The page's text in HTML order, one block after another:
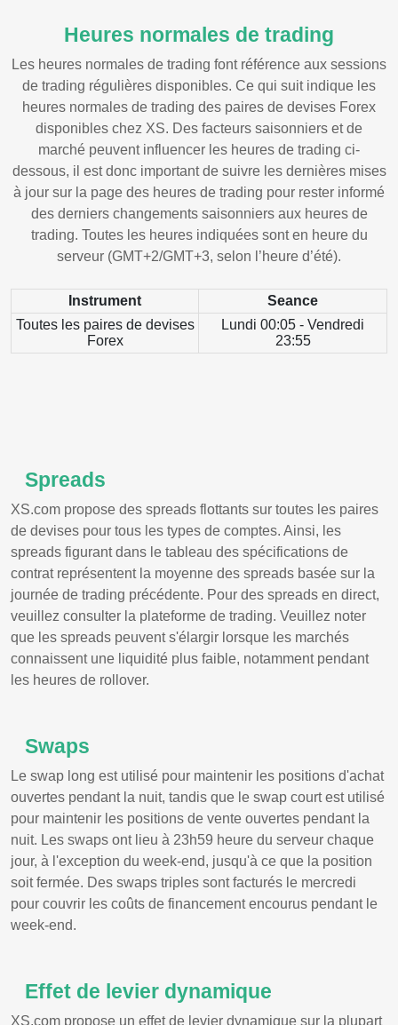
Heures normales de trading
Les heures normales de trading font référence aux sessions
de trading régulières disponibles. Ce qui suit indique les
heures normales de trading des paires de devises Forex
disponibles chez XS. Des facteurs saisonniers et de
marché peuvent influencer les heures de trading ci-
dessous, il est donc important de suivre les dernières mises
à jour sur la page des heures de trading pour rester informé
des derniers changements saisonniers aux heures de
trading. Toutes les heures indiquées sont en heure du
serveur (GMT+2/GMT+3, selon l’heure d’été).
Instrument
Seance
Toutes les paires de devises
Forex
Lundi 00:05 - Vendredi
23:55
Spreads
XS.com propose des spreads flottants sur toutes les paires
de devises pour tous les types de comptes. Ainsi, les
spreads figurant dans le tableau des spécifications de
contrat représentent la moyenne des spreads basée sur la
journée de trading précédente. Pour des spreads en direct,
veuillez consulter la plateforme de trading. Veuillez noter
que les spreads peuvent s'élargir lorsque les marchés
connaissent une liquidité plus faible, notamment pendant
les heures de rollover.
Swaps
Le swap long est utilisé pour maintenir les positions d'achat
ouvertes pendant la nuit, tandis que le swap court est utilisé
pour maintenir les positions de vente ouvertes pendant la
nuit. Les swaps ont lieu à 23h59 heure du serveur chaque
jour, à l'exception du week-end, jusqu'à ce que la position
soit fermée. Des swaps triples sont facturés le mercredi
pour couvrir les coûts de financement encourus pendant le
week-end.
Effet de levier dynamique
XS.com propose un effet de levier dynamique sur la plupart